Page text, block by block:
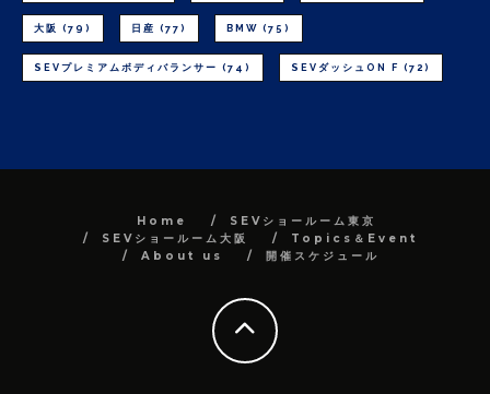
大阪 (79) 日産 (77) BMW (75)
SEVプレミアムボディバランサー (74) SEVダッシュON F (72)
Home
SEVショールーム東京
SEVショールーム大阪
Topics＆Event
About us
開催スケジュール